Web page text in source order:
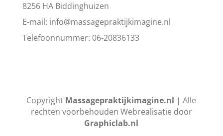
8256 HA Biddinghuizen
E-mail: info@massagepraktijkimagine.nl
Telefoonnummer: 06-20836133
Copyright Massagepraktijkimagine.nl | Alle
rechten voorbehouden Webrealisatie door
Graphiclab.nl